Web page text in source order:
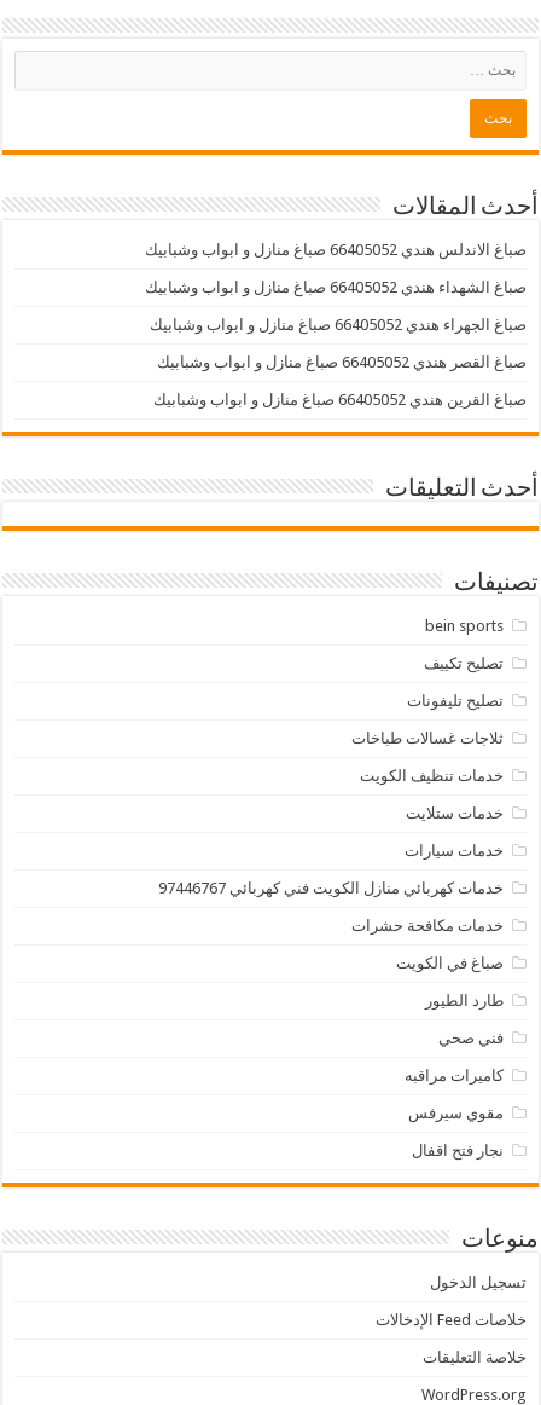
أحدث المقالات
صباغ الاندلس هندي 66405052 صباغ منازل و ابواب وشبابيك
صباغ الشهداء هندي 66405052 صباغ منازل و ابواب وشبابيك
صباغ الجهراء هندي 66405052 صباغ منازل و ابواب وشبابيك
صباغ القصر هندي 66405052 صباغ منازل و ابواب وشبابيك
صباغ القرين هندي 66405052 صباغ منازل و ابواب وشبابيك
أحدث التعليقات
تصنيفات
bein sports
تصليح تكييف
تصليح تليفونات
ثلاجات غسالات طباخات
خدمات تنظيف الكويت
خدمات ستلايت
خدمات سيارات
خدمات كهربائي منازل الكويت فني كهربائي 97446767
خدمات مكافحة حشرات
صباغ في الكويت
طارد الطيور
فني صحي
كاميرات مراقبه
مقوي سيرفس
نجار فتح اقفال
منوعات
تسجيل الدخول
خلاصات Feed الإدخالات
خلاصة التعليقات
WordPress.org